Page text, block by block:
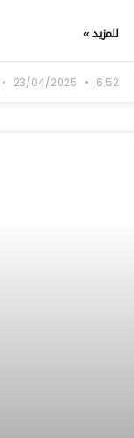
للمزيد »
23/04/2025 6:52 م